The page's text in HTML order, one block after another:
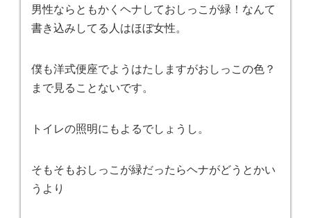
男性ならともかくヘナしておしっこが緑！なんて
書き込みしてる人はほぼ女性。
僕も洋式便座でようはたしますがおしっこの色？
まで見ることないです。
トイレの照明にもよるでしょうし。
そもそもおしっこが緑だったらヘナがどうとかい
うより